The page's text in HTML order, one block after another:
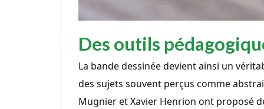
Des outils
La bande dessinée devient ainsi un
des sujets souvent perçus comme
Mugnier et Xavier Henrion ont proposé